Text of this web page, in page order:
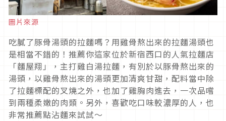
圖片來源
吃膩了豚骨湯頭的拉麵嗎？用雞骨熬出來的拉麵湯頭也
是相當不錯的！推薦你這家位於新宿西口的人氣拉麵店
「麵屋翔」，主打雞白湯拉麵，有別於以豚骨熬出來的
湯頭，以雞骨熬出來的湯頭更加清爽甘甜，配料當中除
了拉麵標配的叉燒之外，也加了雞胸肉進去，一次品嚐
到兩種柔嫩的肉類。另外，喜歡吃口味較濃厚的人，也
非常推薦點沾麵來試試～